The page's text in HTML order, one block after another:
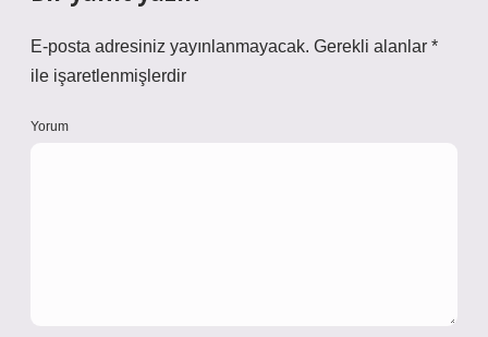
E-posta adresiniz yayınlanmayacak. Gerekli alanlar *
ile işaretlenmişlerdir
Yorum